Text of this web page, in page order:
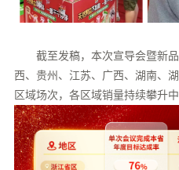
截至发稿，本次宣导会暨新品
西、贵州、江苏、广西、湖南、
区域场次，各区域销量持续攀升中